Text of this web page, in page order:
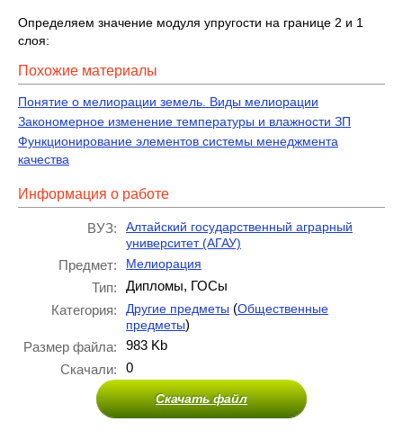
Определяем значение модуля упругости на границе 2 и 1
слоя:
Похожие материалы
Понятие о мелиорации земель. Виды мелиорации
Закономерное изменение температуры и влажности ЗП
Функционирование элементов системы менеджмента
качества
Информация о работе
ВУЗ:
Алтайский государственный аграрный
университет (АГАУ)
Предмет: Мелиорация
Тип:
Дипломы, ГОСы
Категория:
Другие предметы (Общественные
предметы)
Размер файла:
983 Kb
Скачали:
0
Скачать файл